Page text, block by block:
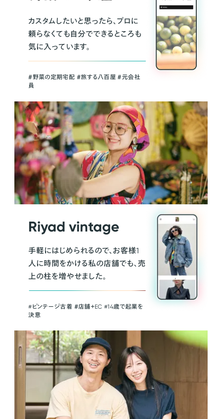
カスタムしたいと思ったら、プロに
頼らなくても自分でできるところも
気に入っています。
＃野菜の定期宅配 ＃旅する八百屋 ＃元会社
員
Riyad vintage
手軽にはじめられるので、お客様1
人に時間をかける私の店舗でも、売
上の柱を増やせました。
#ビンテージ古着 ＃店舗＋EC #14歳で起業を
決意